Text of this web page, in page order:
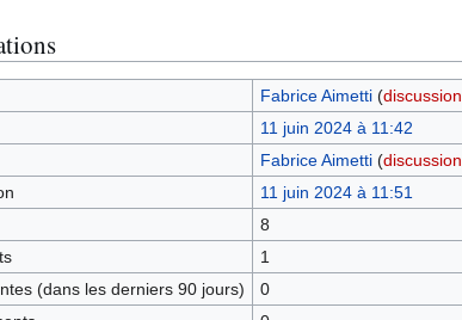
Fabrice Aimetti (discussion
11 juin 2024 à 11:42
Fabrice Aimetti (discussion
11 juin 2024 à 11:51
8
1
(dans les derniers 90 jours)
0